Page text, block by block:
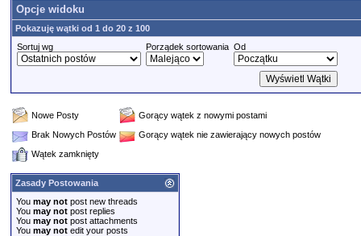
Opcje widoku
Pokazuję wątki od 1 do 20 z 100
Sortuj wg
Porządek sortowania Od
Nowe Posty
Gorący wątek z nowymi postami
Brak Nowych Postów
Gorący wątek nie zawierający nowych postów
Wątek zamknięty
Zasady Postowania
You may not post new threads
You may not post replies
You may not post attachments
You may not edit your posts